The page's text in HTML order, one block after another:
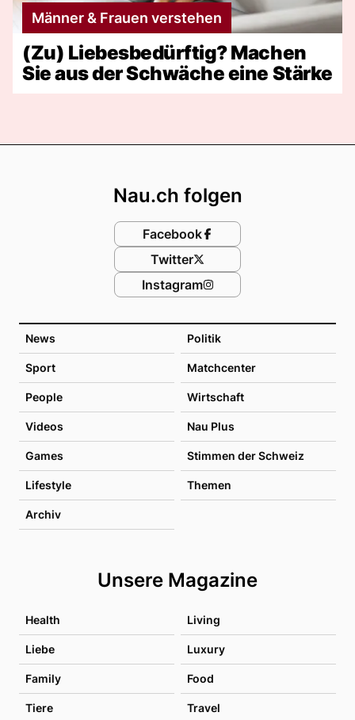
Männer & Frauen verstehen
(Zu) Liebesbedürftig? Machen
Sie aus der Schwäche eine Stärke
News Politik
Sport Matchcenter
People Wirtschaft
Videos Nau Plus
Games Stimmen der Schweiz
Lifestyle Themen
Archiv
Unsere Magazine
Health Living
Liebe Luxury
Family Food
Tiere Travel
Nau.ch folgen
Facebook
Twitter
Instagram